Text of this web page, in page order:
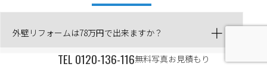
外壁リフォームは78万円で出来ますか？
TEL 0120-136-116無料写真お見積もり